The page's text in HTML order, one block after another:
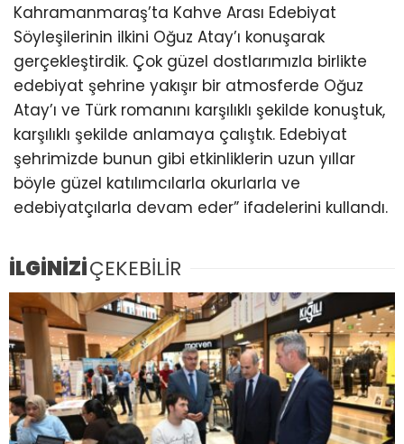
Kahramanmaraş’ta Kahve Arası Edebiyat
Söyleşilerinin ilkini Oğuz Atay’ı konuşarak
gerçekleştirdik. Çok güzel dostlarımızla birlikte
edebiyat şehrine yakışır bir atmosferde Oğuz
Atay’ı ve Türk romanını karşılıklı şekilde konuştuk,
karşılıklı şekilde anlamaya çalıştık. Edebiyat
şehrimizde bunun gibi etkinliklerin uzun yıllar
böyle güzel katılımcılarla okurlarla ve
edebiyatçılarla devam eder” ifadelerini kullandı.
İLGİNİZİÇEKEBİLİR